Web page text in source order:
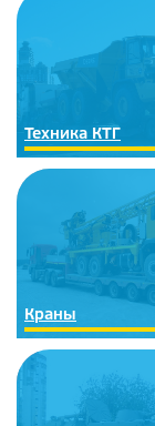
Техника КТГ
Краны